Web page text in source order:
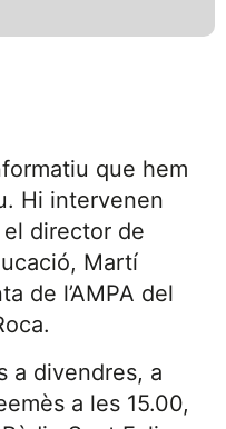
que hem
Hi intervenen
el director de
Martí
de l’AMPA del
a divendres, a
a les 15.00,